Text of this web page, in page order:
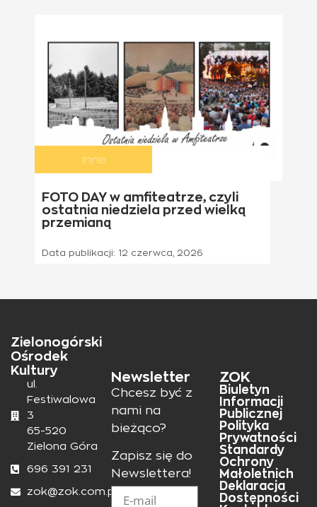
Inne
FOTO DAY w amfiteatrze, czyli
ostatnia niedziela przed wielką
przemianą
Data publikacji: 12 czerwca, 2026
Zielonogórski
Ośrodek
Kultury
ul.
Festiwalowa
3
65-520
Zielona Góra
696 391 231
zok@zok.com.pl
Newsletter
Chcesz być z
nami na
bieżąco?
Zapisz się do
Newslettera!
ZOK
Biuletyn
Informacji
Publicznej
Polityka
Prywatności
Standardy
Ochrony
Małoletnich
Deklaracja
Dostępności